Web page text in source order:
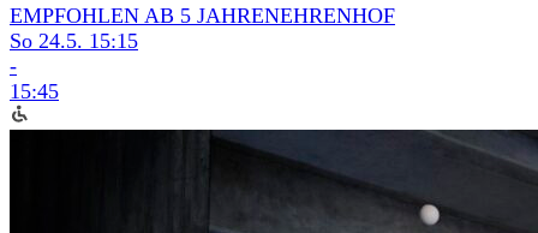
EMPFOHLEN AB 5 JAHRENEHRENHOF
So 24.5. 15:15
-
15:45